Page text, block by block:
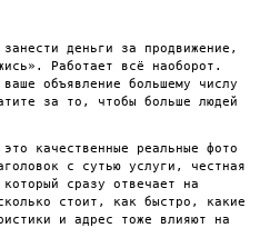
деньги за продвижение,
Работает всё наоборот.
объявление большему числу
за то, чтобы больше людей
качественные реальные фото
с сутью услуги, честная
сразу отвечает на
стоит, как быстро, какие
и адрес тоже влияют на